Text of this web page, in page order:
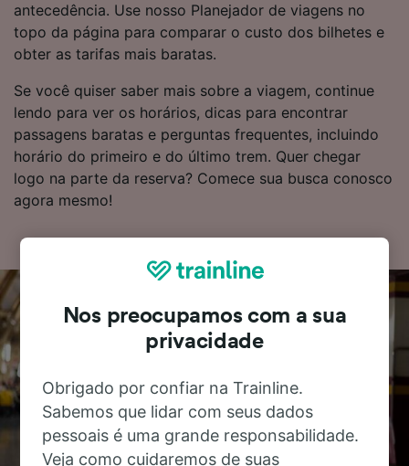
antecedência. Use nosso Planejador de viagens no
topo da página para comparar o custo dos bilhetes e
obter as tarifas mais baratas.
Se você quiser saber mais sobre a viagem, continue
lendo para ver os horários, dicas para encontrar
passagens baratas e perguntas frequentes, incluindo
horário do primeiro e do último trem. Quer chegar
logo na parte da reserva? Comece sua busca conosco
agora mesmo!
Nos preocupamos com a sua
privacidade
Obrigado por confiar na Trainline.
Sabemos que lidar com seus dados
pessoais é uma grande responsabilidade.
Veja como cuidaremos de suas